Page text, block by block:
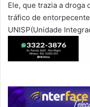
Ele, que trazia a droga
tráfico de
UNISP(Unidade